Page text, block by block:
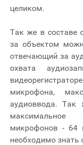
целиком.
Так же в составе
за объектом
отвечающий за
охвата
микрофона,
аудиоввода. Так
максимальное
микрофонов - 64
необходимо знать